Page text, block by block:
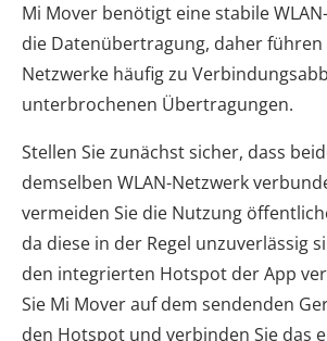
Mi Mover benötigt eine stabile
die Datenübertragung, daher
Netzwerke häufig zu
unterbrochenen Übertragungen.
Stellen Sie zunächst sicher, dass
demselben WLAN-Netzwerk
vermeiden Sie die Nutzung
da diese in der Regel unzuverlässig
den integrierten Hotspot der App
Sie Mi Mover auf dem sendenden
den Hotspot und verbinden Sie das